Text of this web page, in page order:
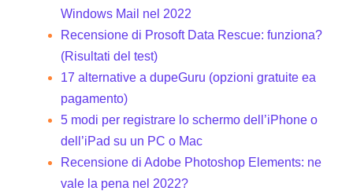
Windows Mail nel 2022
Recensione di Prosoft Data Rescue: funziona?
(Risultati del test)
17 alternative a dupeGuru (opzioni gratuite ea
pagamento)
5 modi per registrare lo schermo dell’iPhone o
dell’iPad su un PC o Mac
Recensione di Adobe Photoshop Elements: ne
vale la pena nel 2022?